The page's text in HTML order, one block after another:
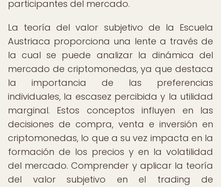
participantes del mercado.
La teoría del valor subjetivo de la Escuela
Austriaca proporciona una lente a través de
la cual se puede analizar la dinámica del
mercado de criptomonedas, ya que destaca
la importancia de las preferencias
individuales, la escasez percibida y la utilidad
marginal. Estos conceptos influyen en las
decisiones de compra, venta e inversión en
criptomonedas, lo que a su vez impacta en la
formación de los precios y en la volatilidad
del mercado. Comprender y aplicar la teoría
del valor subjetivo en el trading de